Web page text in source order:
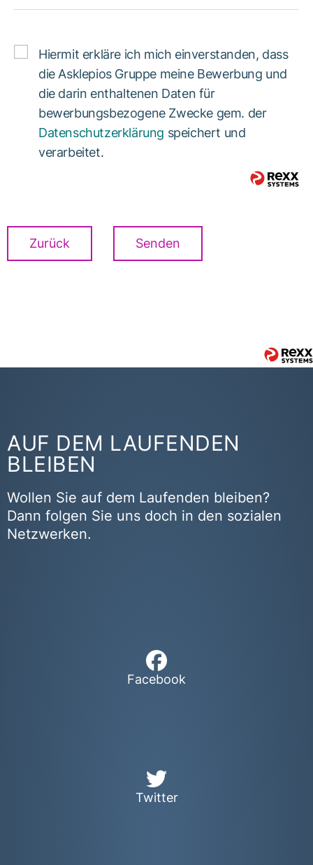
Hiermit erkläre ich mich einverstanden, dass
die Asklepios Gruppe meine Bewerbung und
die darin enthaltenen Daten für
bewerbungsbezogene Zwecke gem. der
Datenschutzerklärung speichert und
verarbeitet.
Zurück Senden
AUF DEM LAUFENDEN
BLEIBEN
Wollen Sie auf dem Laufenden bleiben?
Dann folgen Sie uns doch in den sozialen
Netzwerken.
Facebook
Twitter